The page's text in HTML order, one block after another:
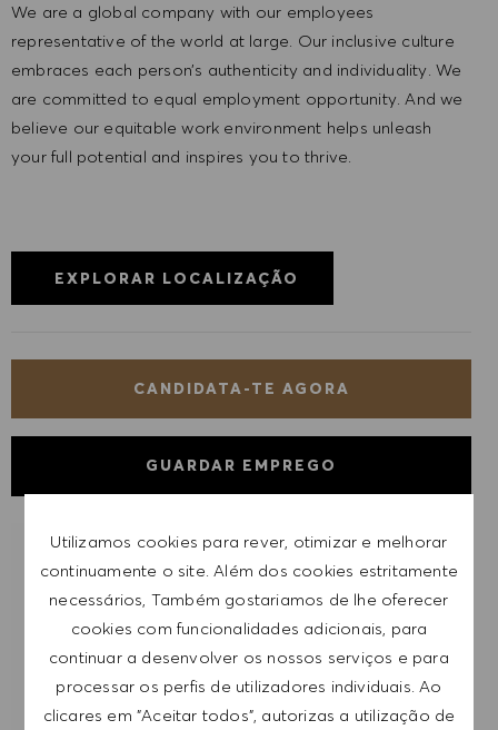
Utilizamos cookies para rever, otimizar e melhorar
continuamente o site. Além dos cookies estritamente
necessários, Também gostariamos de lhe oferecer
cookies com funcionalidades adicionais, para
continuar a desenvolver os nossos serviços e para
processar os perfis de utilizadores individuais. Ao
clicares em "Aceitar todos", autorizas a utilização de
We are a global company with our employees
representative of the world at large. Our inclusive culture
embraces each person’s authenticity and individuality. We
are committed to equal employment opportunity. And we
believe our equitable work environment helps unleash
your full potential and inspires you to thrive.
EXPLORAR LOCALIZAÇÃO
CANDIDATA-TE AGORA
GUARDAR EMPREGO
RECEBER NOTIFICAÇÕES DE EMPREGOS
Regista-te para receber alertas de emprego.
NOTA: Ao registar-me, consinto receber e-mails